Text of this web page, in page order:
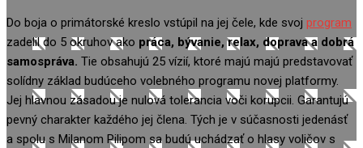
Do boja o primátorské kreslo vstúpil na jej čele, kde svoj program
zadelil do 5 okruhov ako práca, bývanie, relax, doprava a dobrá
samospráva. Tie obsahujú 25 vízií, ktoré majú majú predstavovať
solídny základ budúceho volebného programu novej platformy.
Jej hlavnou zásadou je nulová tolerancia voči korupcii. Garantujú
pevný charakter každého jej člena. Tých je v súčasnosti jedenásť
a spolu s Milanom Pilipom sa budú uchádzať o hlasy voličov s